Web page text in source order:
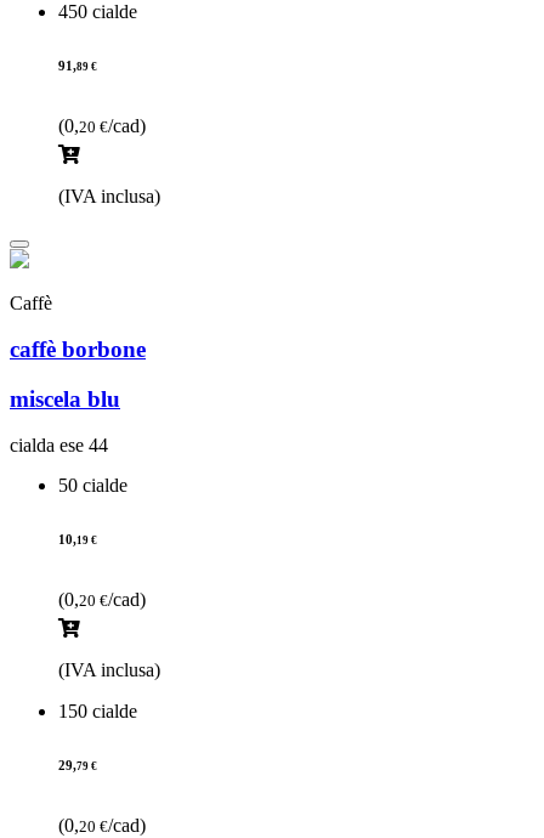
450 cialde
91,89 €
(0,20 €/cad)
(IVA inclusa)
Caffè
caffè borbone
miscela blu
cialda ese 44
50 cialde
10,19 €
(0,20 €/cad)
(IVA inclusa)
150 cialde
29,79 €
(0,20 €/cad)